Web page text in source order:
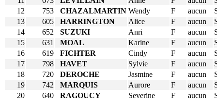
12
753 CHAZALMARTIN Wendy F aucun
13
605 HARRINGTON Alice F aucun
14
652 SUZUKI Anri F aucun
15
631 MOAL Karine F aucun
16
619 FICHTER Cindy F aucun
17
798 HAVET Sylvie F aucun
18
720 DEROCHE Jasmine F aucun
19
742 MARQUIS Aurore F aucun
20
640 RAGOUCY Severine F aucun